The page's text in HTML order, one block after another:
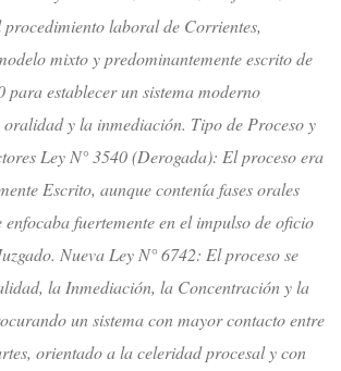
procedimiento laboral de Corrientes,
mixto y predominantemente escrito de
para establecer un sistema moderno
y la inmediación. Tipo de Proceso y
Ley N° 3540 (Derogada): El proceso era
Escrito, aunque contenía fases orales
enfocaba fuertemente en el impulso de oficio
Nueva Ley N° 6742: El proceso se
la Inmediación, la Concentración y la
un sistema con mayor contacto entre
orientado a la celeridad procesal y con